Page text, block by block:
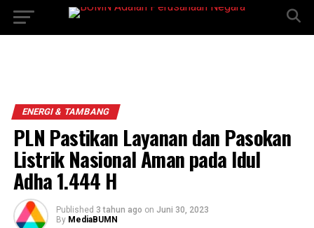
ENERGI & TAMBANG
PLN Pastikan Layanan dan Pasokan
Listrik Nasional Aman pada Idul
Adha 1.444 H
Published 3 tahun ago on Juni 30, 2023
By MediaBUMN